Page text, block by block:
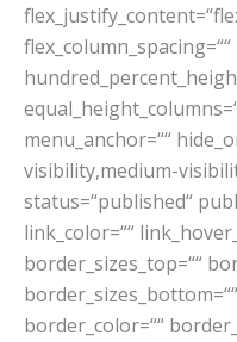
flex_column_spacing=““
menu_anchor=““
visibility,medium-
status=“published“
link_color=““
border_sizes_top=““
border_color=““